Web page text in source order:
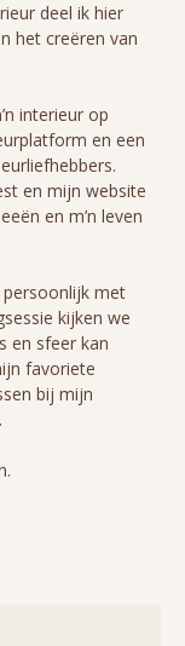
deel ik hier
het creëren van
interieur op
en een
en mijn website
en m’n leven
met
kijken we
en sfeer kan
favoriete
bij mijn